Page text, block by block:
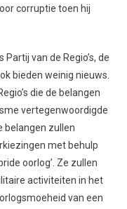
corruptie toen hij
van de Regio’s, de
bieden weinig nieuws.
die de belangen
vertegenwoordigde
belangen zullen
met behulp
oorlog’. Ze zullen
activiteiten in het
van een